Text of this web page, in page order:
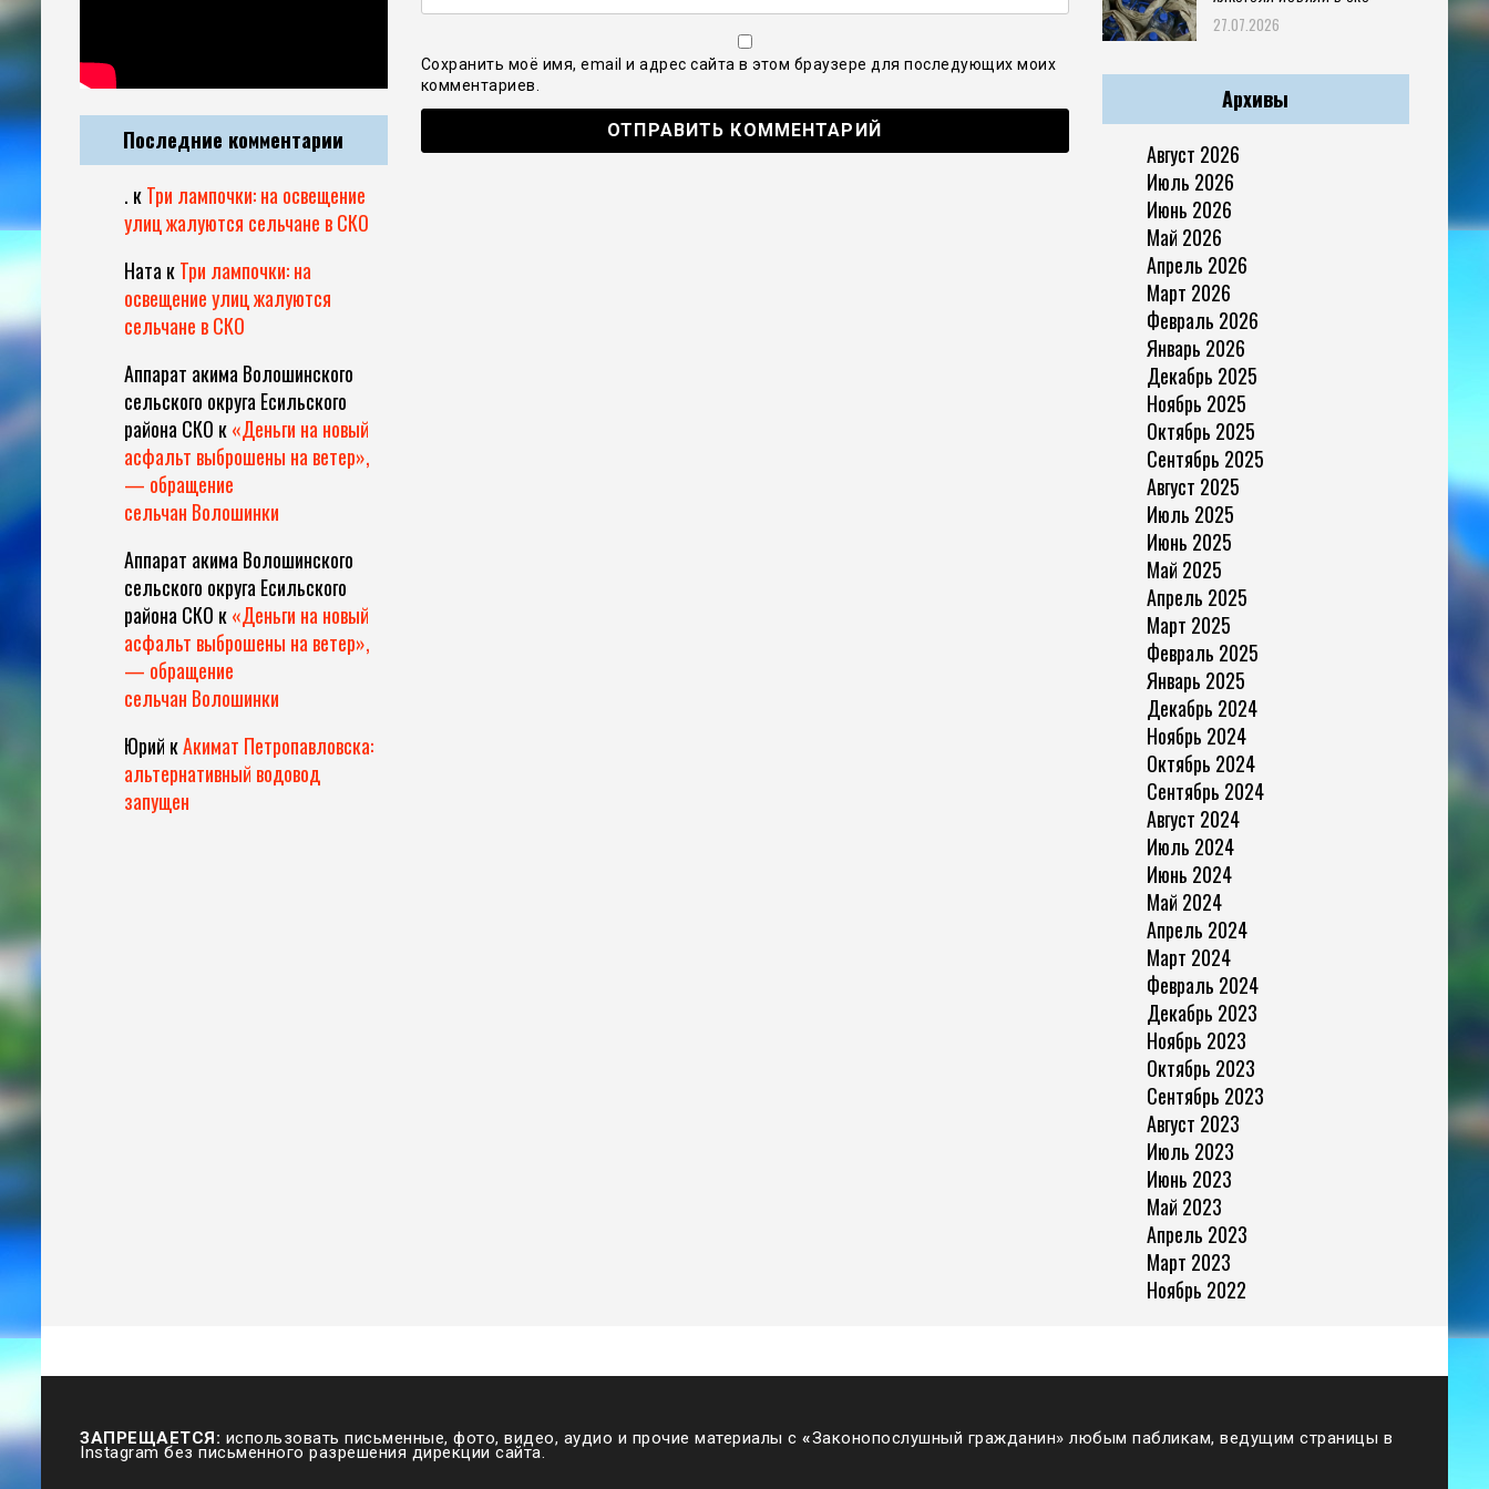
Сохранить моё имя, email и адрес сайта в этом браузере для последующих моих
комментариев.
Последние комментарии
. кТри лампочки: на освещение
улиц жалуются сельчане в СКО
Ната кТри лампочки: на
освещение улиц жалуются
сельчане в СКО
Аппарат акима Волошинского
сельского округа Есильского
района СКО к«Деньги на новый
асфальт выброшены на ветер»,
— обращение
сельчан Волошинки
Аппарат акима Волошинского
сельского округа Есильского
района СКО к«Деньги на новый
асфальт выброшены на ветер»,
— обращение
сельчан Волошинки
Юрий кАкимат Петропавловска:
альтернативный водовод
запущен
27.07.2026
Архивы
Август 2026
Июль 2026
Июнь 2026
Май 2026
Апрель 2026
Март 2026
Февраль 2026
Январь 2026
Декабрь 2025
Ноябрь 2025
Октябрь 2025
Сентябрь 2025
Август 2025
Июль 2025
Июнь 2025
Май 2025
Апрель 2025
Март 2025
Февраль 2025
Январь 2025
Декабрь 2024
Ноябрь 2024
Октябрь 2024
Сентябрь 2024
Август 2024
Июль 2024
Июнь 2024
Май 2024
Апрель 2024
Март 2024
Февраль 2024
Декабрь 2023
Ноябрь 2023
Октябрь 2023
Сентябрь 2023
Август 2023
Июль 2023
Июнь 2023
Май 2023
Апрель 2023
Март 2023
Ноябрь 2022
ЗАПРЕЩАЕТСЯ: использовать письменные, фото, видео, аудио и прочие материалы с «Законопослушный гражданин» любым пабликам, ведущим страницы в
Instagram без письменного разрешения дирекции сайта.